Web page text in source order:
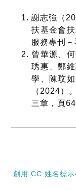
謝志強（
扶基金會
服務專刊
曾華源、
琇惠、鄭
學、陳玟
（2024）
三章，頁
創用 CC 姓名標